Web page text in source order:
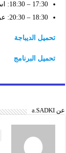
17:30 – 18:30: استراحة .
18:30 – 20:30: عرض الفيلم الوثائقي والمائدة المستديرة.
تحميل الديباجة
تحميل البرنامج
عن a.SADKI